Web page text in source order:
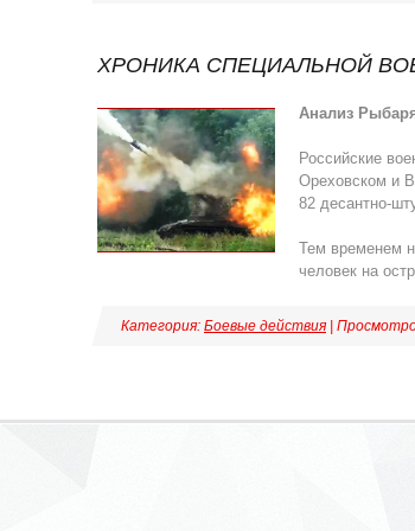
ХРОНИКА СПЕЦИАЛЬНОЙ
Анализ
Российские
Ореховском и
82 десантно-
Тем временем
человек на
Категория: Боевые действия |